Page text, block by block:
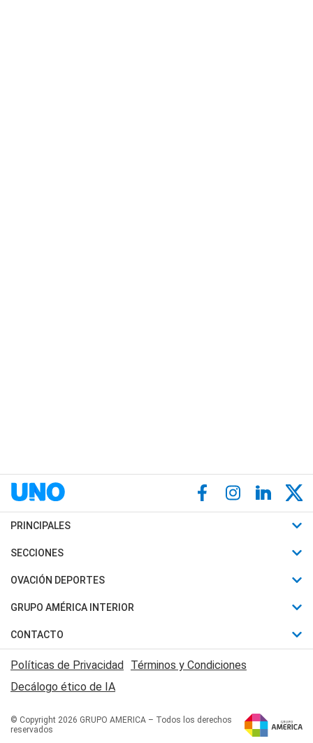
PRINCIPALES
Últimas Noticias
Política
Judiciales
Economia
SECCIONES
Horóscopo
Motores
Trucos caseros
Series y Películas
Edictos y Solicitadas
OVACIÓN DEPORTES
Fútbol
Mundial
Automovilismo
Rugby
Básquet
GRUPO AMÉRICA INTERIOR
Canal 7 en Vivo
San Juan 8
CONTACTO
Acerca de Nosotros
Contactanos
Políticas de Privacidad Términos y Condiciones
Decálogo ético de IA
© Copyright 2026 GRUPO AMERICA – Todos los derechos
reservados